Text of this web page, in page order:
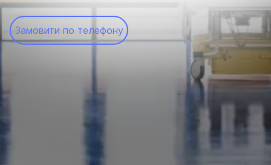
Замовити по телефону